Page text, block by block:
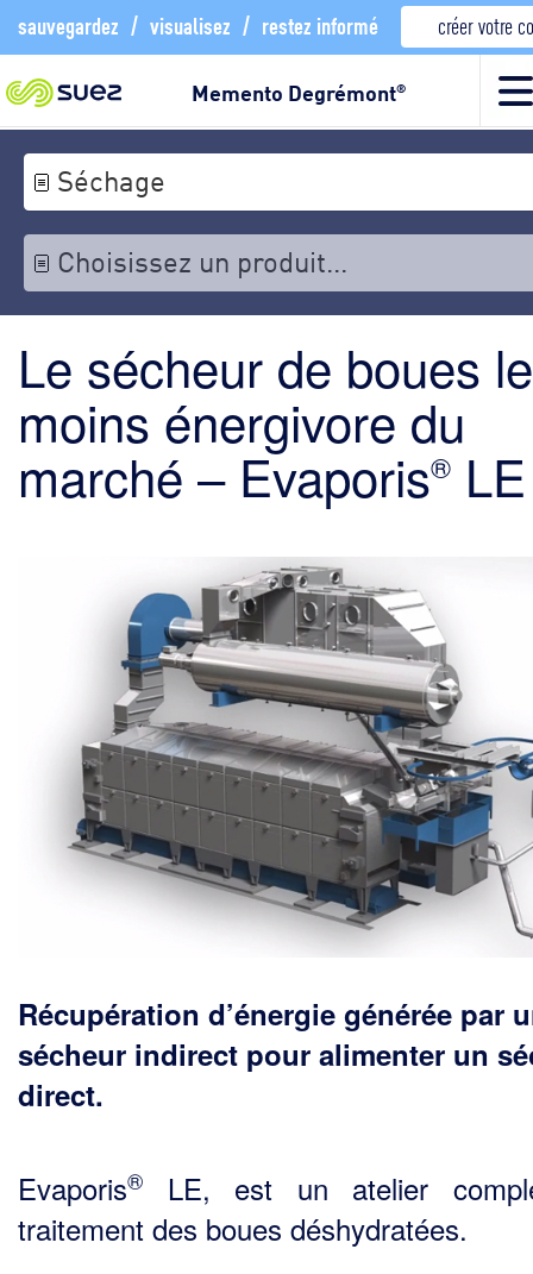
sauvegardez / visualisez / restez informé créer votre
Memento Degrémont®
Séchage
Choisissez un produit...
Le sécheur de boues le
moins énergivore du
marché – Evaporis® LE
Récupération d’énergie générée par
sécheur indirect pour alimenter un
direct.
Evaporis®
LE, est un atelier
traitement des boues déshydratées.